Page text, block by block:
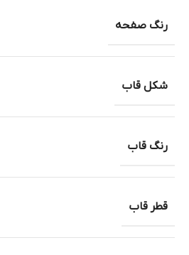
رنگ صفحه
شکل قاب
رنگ قاب
قطر قاب